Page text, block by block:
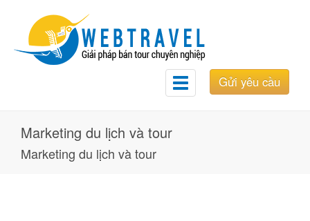
Gửi yêu cầu
Toggle
navigation
Marketing du lịch và tour
Marketing du lịch và tour